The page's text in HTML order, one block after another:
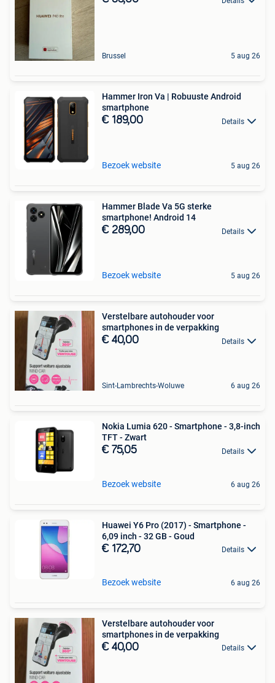
Brussel 5 aug 26
Hammer Iron Va | Robuuste Android
smartphone
€ 189,00 Details
Bezoek website 5 aug 26
Hammer Blade Va 5G sterke
smartphone! Android 14
€ 289,00 Details
Bezoek website 5 aug 26
Verstelbare autohouder voor
smartphones in de verpakking
€ 40,00 Details
Sint-Lambrechts-Woluwe 6 aug 26
Nokia Lumia 620 - Smartphone - 3,8-inch
TFT - Zwart
€ 75,05 Details
Bezoek website 6 aug 26
Huawei Y6 Pro (2017) - Smartphone -
6,09 inch - 32 GB - Goud
€ 172,70 Details
Bezoek website 6 aug 26
Verstelbare autohouder voor
smartphones in de verpakking
€ 40,00 Details